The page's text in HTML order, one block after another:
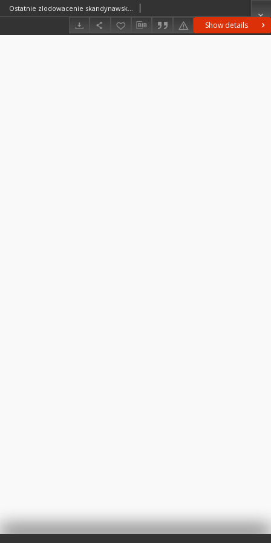
Show details
Ostatnie zlodowacenie skandynawskie w Polsce = Last scandinavian glaciation in Poland = Poslednee skandinavskoe oledenenie v Pol'še